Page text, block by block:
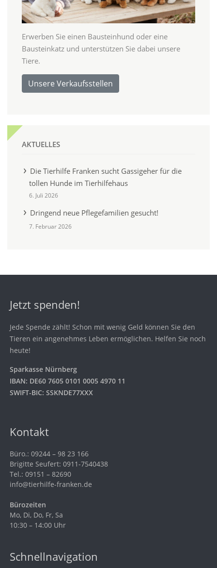
Erwerben Sie einen Bausteinhund oder eine
Bausteinkatz und unterstützen Sie dabei unsere
Tiere.
Unsere Verkaufsstellen
AKTUELLES
Die Tierhilfe Franken sucht Gassigeher für die
tollen Hunde im Tierhilfehaus
6. Juli 2026
Dringend neue Pflegefamilien gesucht!
7. Februar 2026
Jetzt spenden!
Jede Spende zählt! Schon mit wenig Geld können Sie den
Tieren ein angenehmes Leben ermöglichen. Helfen Sie noch
heute!
Sparkasse Nürnberg
IBAN: DE60 7605 0101 0005 4970 11
SWIFT-BIC: SSKNDE77XXX
Kontakt
Büro.: 09244 – 98 23 166
Brigitte Seufert: 0911-7540438
Tel.: 09151 – 82690
info@tierhilfe-franken.de
Bürozeiten
Mo, Di, Do, Fr, Sa
10:30 – 14:00 Uhr
Schnellnavigation